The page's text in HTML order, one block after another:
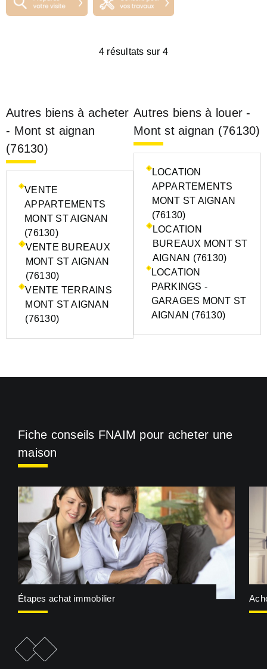
4 résultats sur 4
Autres biens à acheter
- Mont st aignan
(76130)
VENTE
APPARTEMENTS
MONT ST AIGNAN
(76130)
VENTE BUREAUX
MONT ST AIGNAN
(76130)
VENTE TERRAINS
MONT ST AIGNAN
(76130)
Autres biens à louer -
Mont st aignan (76130)
LOCATION
APPARTEMENTS
MONT ST AIGNAN
(76130)
LOCATION
BUREAUX MONT ST
AIGNAN (76130)
LOCATION
PARKINGS -
GARAGES MONT ST
AIGNAN (76130)
Fiche conseils FNAIM pour acheter une
maison
F
i
c
h
e
p
r
é
c
é
d
e
n
t
e
F
i
c
h
e
s
u
i
v
a
n
te
Étapes achat immobilier